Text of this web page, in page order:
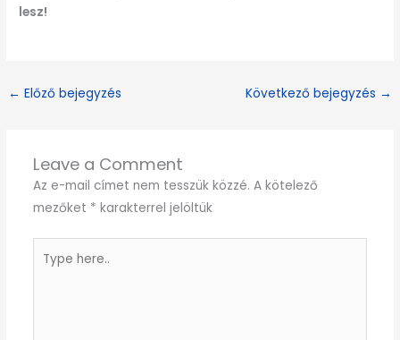
lesz!
← Előző bejegyzés Következő bejegyzés →
Leave a Comment
Az e-mail címet nem tesszük közzé. A kötelező
mezőket * karakterrel jelöltük
here..